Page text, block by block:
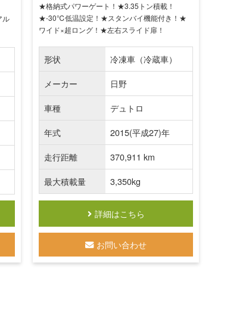
★格納式パワーゲート！★3.35トン積載！
★-30℃低温設定！★スタンバイ機能付き！★
ワイド×超ロング！★左右スライド扉！
形状
冷凍車（冷蔵車）
メーカー
日野
車種
デュトロ
年式
2015(平成27)年
走行距離
370,911 km
最大積載量
3,350kg
詳細はこちら
お問い合わせ